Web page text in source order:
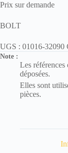
Prix sur demande
BOLT
UGS : 01016-32090
Note :
Les références
déposées.
Elles sont
pièces.